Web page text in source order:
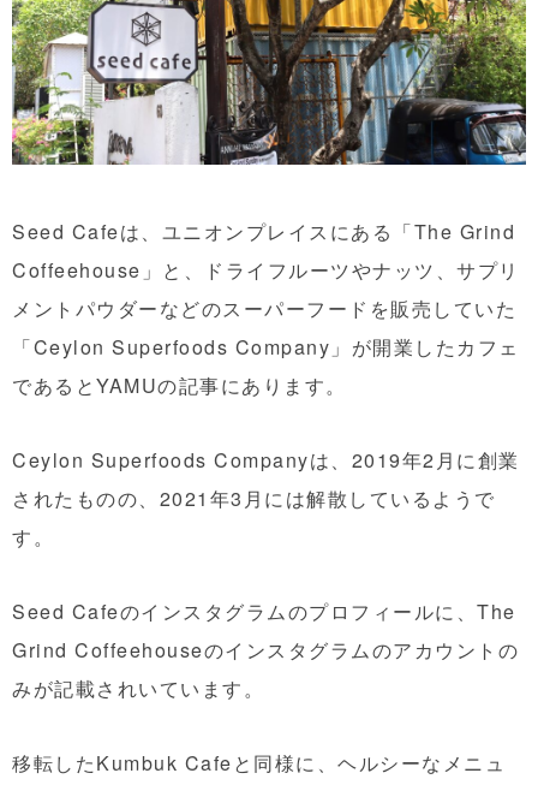
Seed Cafeは、ユニオンプレイスにある「The Grind
Coffeehouse」と、ドライフルーツやナッツ、サプリ
メントパウダーなどのスーパーフードを販売していた
「Ceylon Superfoods Company」が開業したカフェ
であるとYAMUの記事にあります。
Ceylon Superfoods Companyは、2019年2月に創業
されたものの、2021年3月には解散しているようで
す。
Seed Cafeのインスタグラムのプロフィールに、The
Grind Coffeehouseのインスタグラムのアカウントの
みが記載されいています。
移転したKumbuk Cafeと同様に、ヘルシーなメニュ